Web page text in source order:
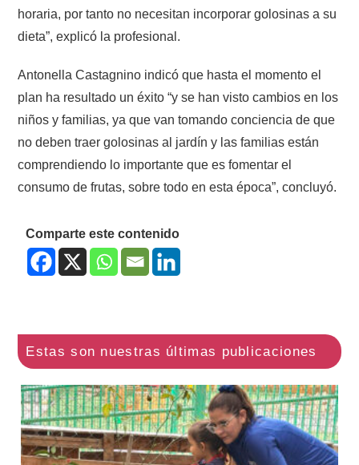
horaria, por tanto no necesitan incorporar golosinas a su
dieta”, explicó la profesional.
Antonella Castagnino indicó que hasta el momento el
plan ha resultado un éxito “y se han visto cambios en los
niños y familias, ya que van tomando conciencia de que
no deben traer golosinas al jardín y las familias están
comprendiendo lo importante que es fomentar el
consumo de frutas, sobre todo en esta época”, concluyó.
Comparte este contenido